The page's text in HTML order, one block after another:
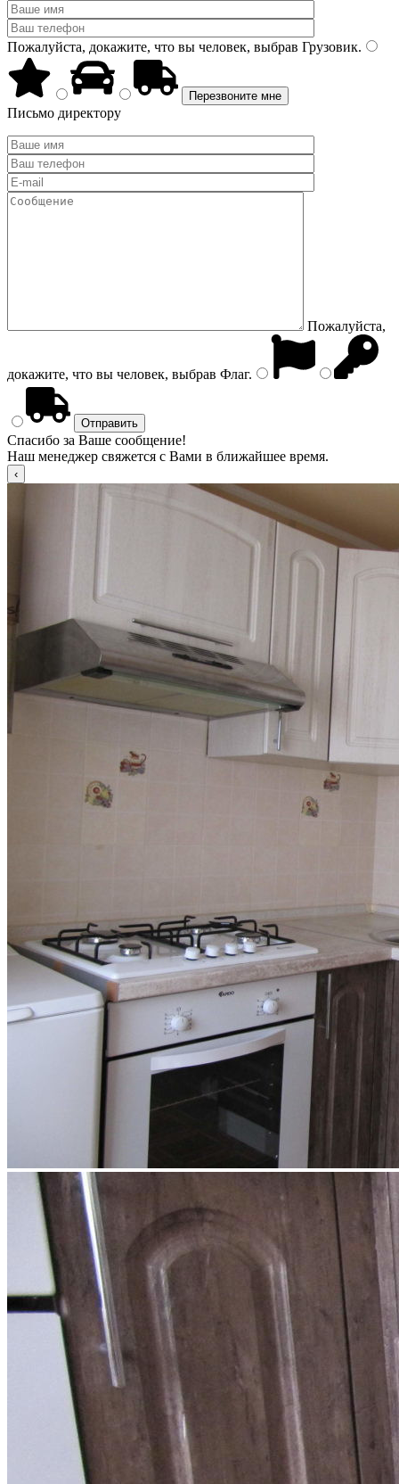
Пожалуйста, докажите, что вы человек, выбрав Грузовик.
Письмо директору
Пожалуйста,
докажите, что вы человек, выбрав Флаг.
Спасибо за Ваше сообщение!
Наш менеджер свяжется с Вами в ближайшее время.